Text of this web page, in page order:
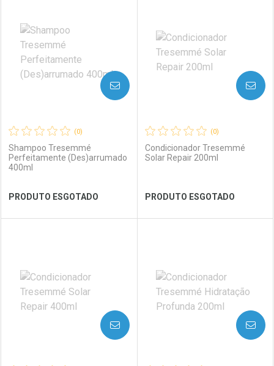
Laboratório
Ver Desconto Convênio
Por Menos Laboratório
Ver Desconto Convênio
Por Menos
(0)
Shampoo Tresemmé
Perfeitamente (Des)arrumado
400ml
PRODUTO ESGOTADO
AVISE-ME
Laboratório
Por Menos
(0)
Condicionador Tresemmé
Solar Repair 200ml
PRODUTO ESGOTADO
AVISE-ME
Laboratório
Por Menos
AVISE-ME AVISE-ME